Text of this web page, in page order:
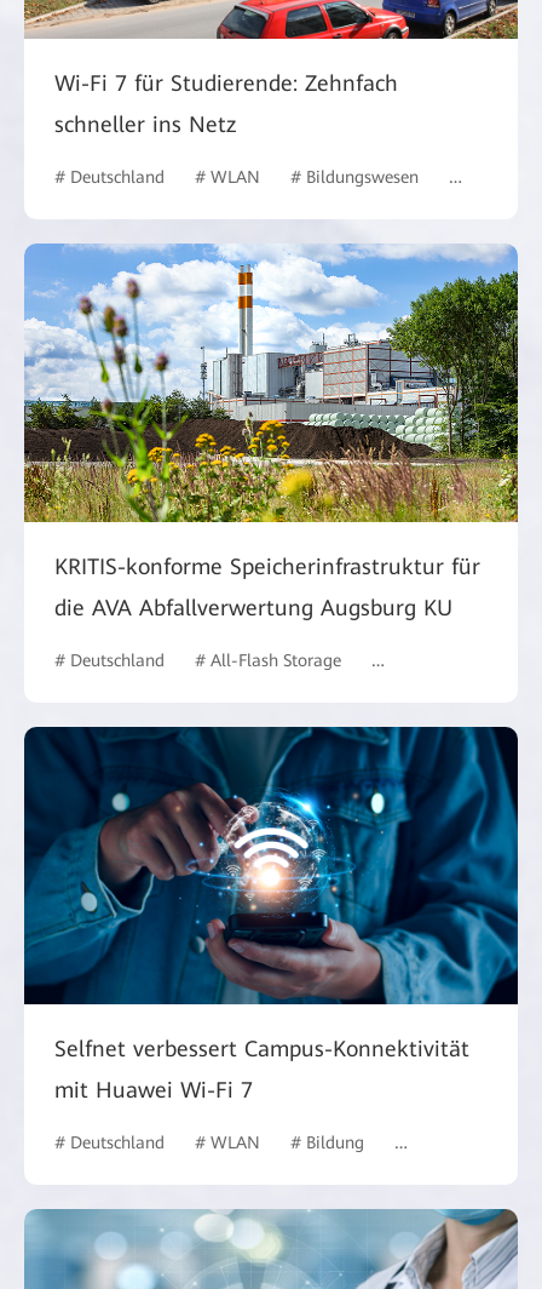
Wi-Fi 7 für Studierende: Zehnfach
schneller ins Netz
# Deutschland # WLAN # Bildungswesen #
KRITIS-konforme Speicherinfrastruktur für
die AVA Abfallverwertung Augsburg KU
# Deutschland # All-Flash Storage # Behörden
Selfnet verbessert Campus-Konnektivität
mit Huawei Wi-Fi 7
# Deutschland # WLAN # Bildung # Bildungswesen